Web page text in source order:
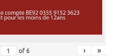
of 6 › »